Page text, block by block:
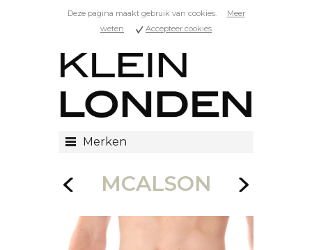
Deze pagina maakt gebruik van cookies.
Meer
weten
Accepteer cookies
Merken
MCALSON